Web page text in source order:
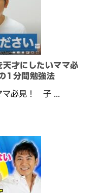
才にしたいママ必
1分間勉強法
マ必見！ 子 ...